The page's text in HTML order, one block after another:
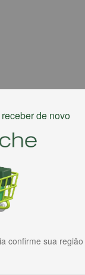
de novo
confirme sua região